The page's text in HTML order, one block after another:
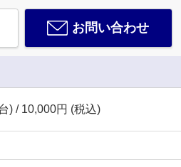
お問い合わせ
) / 10,000円 (税込)